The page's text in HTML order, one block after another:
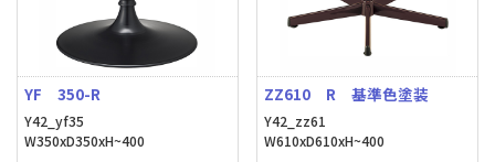
YF 350-R
Y42_yf35
W350xD350xH~400
ZZ610 R 基準色塗装
Y42_zz61
W610xD610xH~400